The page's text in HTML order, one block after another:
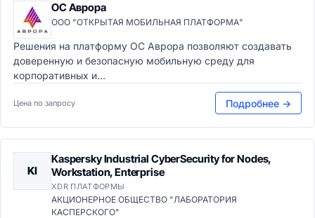
ОС Аврора
ООО "ОТКРЫТАЯ МОБИЛЬНАЯ ПЛАТФОРМА"
Решения на платформу ОС Аврора позволяют создавать
доверенную и безопасную мобильную среду для
корпоративных и...
Цена по запросу Подробнее →
KI
Kaspersky Industrial CyberSecurity for Nodes,
Workstation, Enterprise
XDR ПЛАТФОРМЫ
АКЦИОНЕРНОЕ ОБЩЕСТВО "ЛАБОРАТОРИЯ
КАСПЕРСКОГО"